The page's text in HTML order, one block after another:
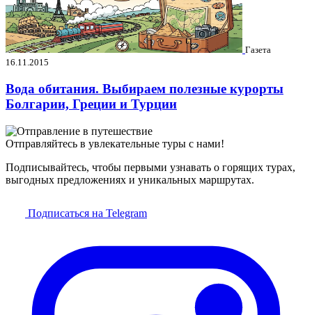
Газета
16.11.2015
Вода обитания. Выбираем полезные курорты
Болгарии, Греции и Турции
Отправляйтесь в увлекательные туры с нами!
Подписывайтесь, чтобы первыми узнавать о горящих турах,
выгодных предложениях и уникальных маршрутах.
Подписаться на Telegram